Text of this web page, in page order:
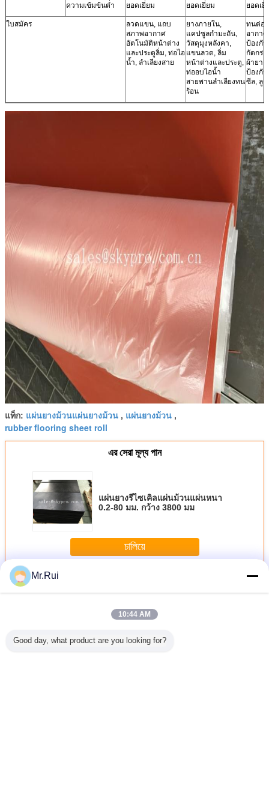
ความเข้มข้นต่ำ ยอดเยี่ยม ยอดเยี่ยม ยอดเยี่
ใบสมัคร
ลวดแขน, แถบ
สภาพอากาศ
อัตโนมัติหน้าต่าง
และประตูลิ่ม, ท่อไอ
น้ำ, ลำเลียงสาย
ยางภายใน,
แคปซูลกำมะถัน,
วัสดุมุงหลังคา,
แขนลวด, ลิ่ม
หน้าต่างและประตู,
ท่ออบไอน้ำ
สายพานลำเลียงทน
ร้อน
ทนต่อ
อากาศ
ป้องกัน
กัดกร่
ผ้ายาง
ป้องกั
ซีล, ลูก
แท็ก: แผ่นยางม้วนแผ่นยางม้วน , แผ่นยางม้วน ,
rubber flooring sheet roll
এর সেরা মূল্য পান
แผ่นยางรีไซเคิลแผ่นม้วนแผ่นหนา
0.2-80 มม. กว้าง 3800 มม
চালিয়ে
มากกว่าแผ่นยางแผ่น
Mr.Rui
10:44 AM
Good day, what product are you looking for?